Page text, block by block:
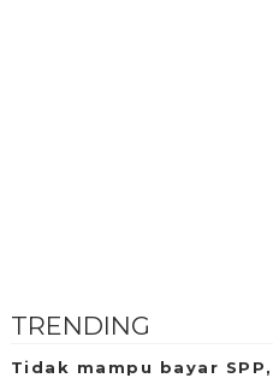
TRENDING
Tidak mampu bayar